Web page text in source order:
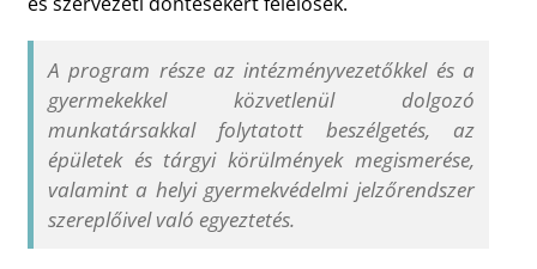
A program része az intézményvezetőkkel és a
gyermekekkel közvetlenül dolgozó
munkatársakkal folytatott beszélgetés, az
épületek és tárgyi körülmények megismerése,
valamint a helyi gyermekvédelmi jelzőrendszer
szereplőivel való egyeztetés.